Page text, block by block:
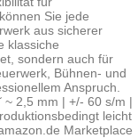
Sie jede
aus sicherer
klassiche
sondern auch für
Bühnen- und
Anspruch.
~ 2,5 mm | +/- 60 s/m |
leicht
Marketplace